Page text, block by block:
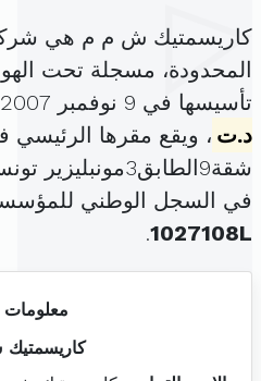
كاريسمتيك ش م م هي
المحدودة، مسجلة تحت
تأسيسها في 9 نوفمبر 2007 برأس مال قدره
د.ت ، ويقع مقرها
شقة9الطابق3مونبليزير تونس (
في السجل الوطني
1027108L
.